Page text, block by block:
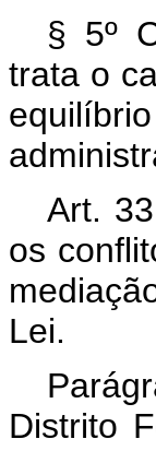
§ 5º
trata o
Art.
os
Lei.
Distrito